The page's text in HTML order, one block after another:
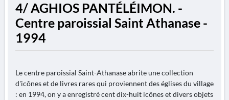
4/ AGHIOS PANTÉLÉIMON. -
Centre paroissial Saint Athanase -
1994
Le centre paroissial Saint-Athanase abrite une collection
d'icônes et de livres rares qui proviennent des églises du village
: en 1994, on y a enregistré cent dix-huit icônes et divers objets